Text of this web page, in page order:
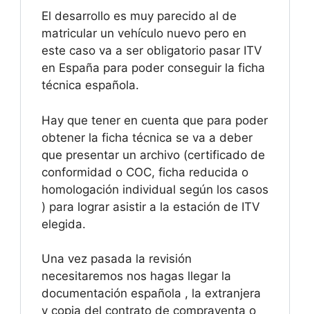
El desarrollo es muy parecido al de
matricular un vehículo nuevo pero en
este caso va a ser obligatorio pasar ITV
en España para poder conseguir la ficha
técnica española.
Hay que tener en cuenta que para poder
obtener la ficha técnica se va a deber
que presentar un archivo (certificado de
conformidad o COC, ficha reducida o
homologación individual según los casos
) para lograr asistir a la estación de ITV
elegida.
Una vez pasada la revisión
necesitaremos nos hagas llegar la
documentación española , la extranjera
y copia del contrato de compraventa o